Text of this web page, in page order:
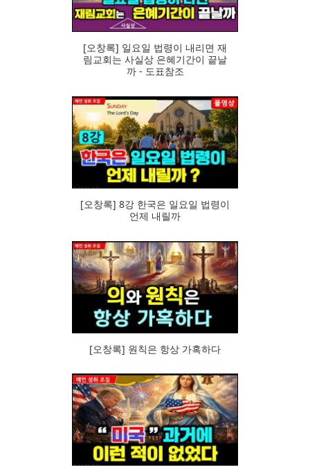
[오창록] 일요일 법령이 내리면 재
림교회는 사실상 은혜기간이 끝날
까 - 도표참조
73
[오창록] 8강 한국은 일요일 법령이
언제 내릴까
82
[오창록] 원칙은 항상 가혹하다
87